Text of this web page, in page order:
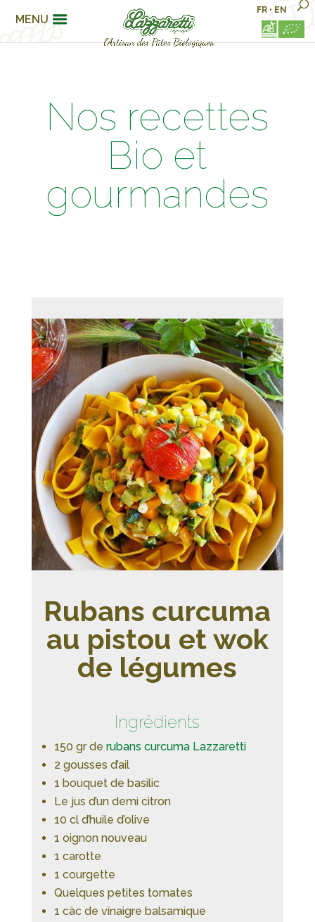
MENU
FR • EN
Nos recettes
Bio et
gourmandes
Rubans curcuma
au pistou et wok
de légumes
Ingrédients
150 gr de rubans curcuma Lazzaretti
2 gousses d’ail
1 bouquet de basilic
Le jus d’un demi citron
10 cl d’huile d’olive
1 oignon nouveau
1 carotte
1 courgette
Quelques petites tomates
1 càc de vinaigre balsamique